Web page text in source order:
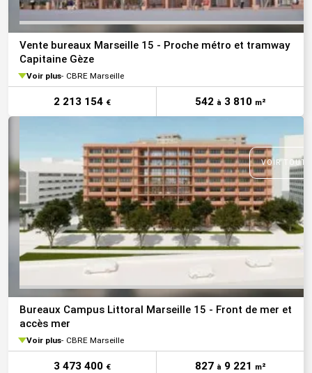
Vente bureaux Marseille 15 - Proche métro et tramway
Capitaine Gèze
Voir plus CBRE Marseille
2 213 154 € 542 à3 810 m²
VOIR
Bureaux Campus Littoral Marseille 15 - Front de mer et
accès mer
Voir plus CBRE Marseille
3 473 400 € 827 à9 221 m²